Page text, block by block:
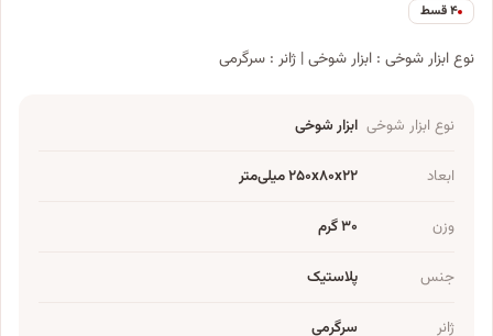
۴ قسط
نوع ابزار شوخی : ابزار شوخی | ژانر : سرگرمی
نوع ابزار شوخی ابزار شوخی
ابعاد ۲۵۰x۸۰x۲۲ میلی‌متر
وزن ۳۰ گرم
جنس پلاستیک
ژانر سرگرمی